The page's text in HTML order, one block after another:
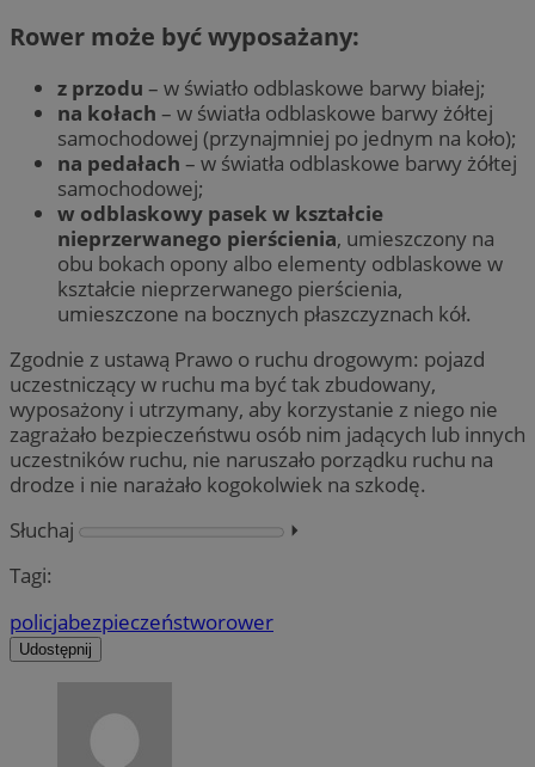
Rower może być wyposażany:
z przodu – w światło odblaskowe barwy białej;
na kołach – w światła odblaskowe barwy żółtej
samochodowej (przynajmniej po jednym na koło);
na pedałach – w światła odblaskowe barwy żółtej
samochodowej;
w odblaskowy pasek w kształcie
nieprzerwanego pierścienia, umieszczony na
obu bokach opony albo elementy odblaskowe w
kształcie nieprzerwanego pierścienia,
umieszczone na bocznych płaszczyznach kół.
Zgodnie z ustawą Prawo o ruchu drogowym: pojazd
uczestniczący w ruchu ma być tak zbudowany,
wyposażony i utrzymany, aby korzystanie z niego nie
zagrażało bezpieczeństwu osób nim jadących lub innych
uczestników ruchu, nie naruszało porządku ruchu na
drodze i nie narażało kogokolwiek na szkodę.
Słuchaj
⏵︎
Tagi:
policjabezpieczeństworower
Udostępnij